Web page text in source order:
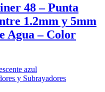
48 – Punta
1.2mm y 5mm
Agua – Color
y Subrayadores